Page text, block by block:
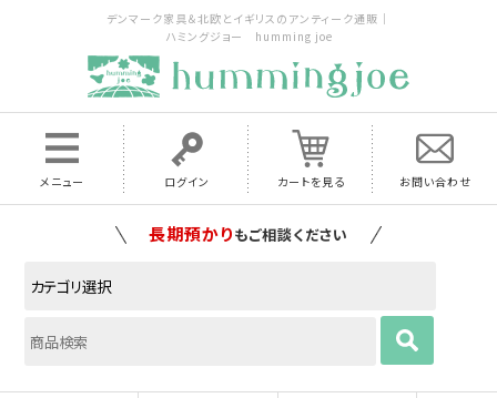
デンマーク家具＆北欧とイギリスのアンティーク通販｜
ハミングジョー humming joe
メニュー ログイン カートを見る お問い合わせ
家具の配送料は全国当店で負担いたします